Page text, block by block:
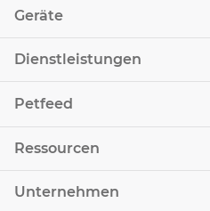
Geräte
Dienstleistungen
Petfeed
Ressourcen
Unternehmen